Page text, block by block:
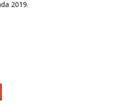
2019.